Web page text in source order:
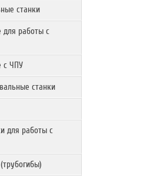
станки
работы с
с ЧПУ
станки
для работы с